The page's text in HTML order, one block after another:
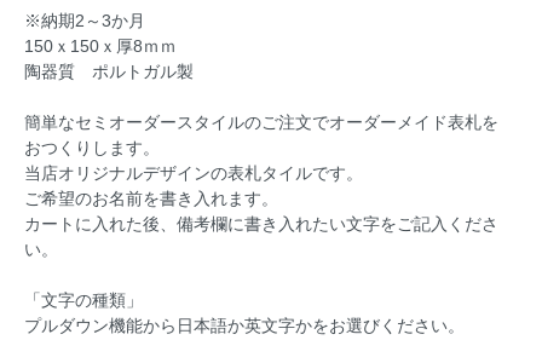
※納期2～3か月
150ｘ150ｘ厚8ｍｍ
陶器質 ポルトガル製
簡単なセミオーダースタイルのご注文でオーダーメイド表札を
おつくりします。
当店オリジナルデザインの表札タイルです。
ご希望のお名前を書き入れます。
カートに入れた後、備考欄に書き入れたい文字をご記入くださ
い。
「文字の種類」
プルダウン機能から日本語か英文字かをお選びください。